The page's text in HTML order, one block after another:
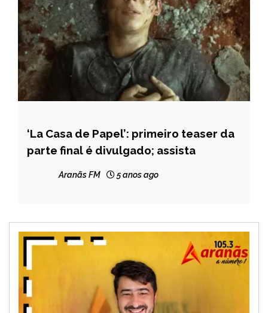
ENTRETENIMENTO
‘La Casa de Papel’: primeiro teaser da
parte final é divulgado; assista
Aranãs FM 5 anos ago